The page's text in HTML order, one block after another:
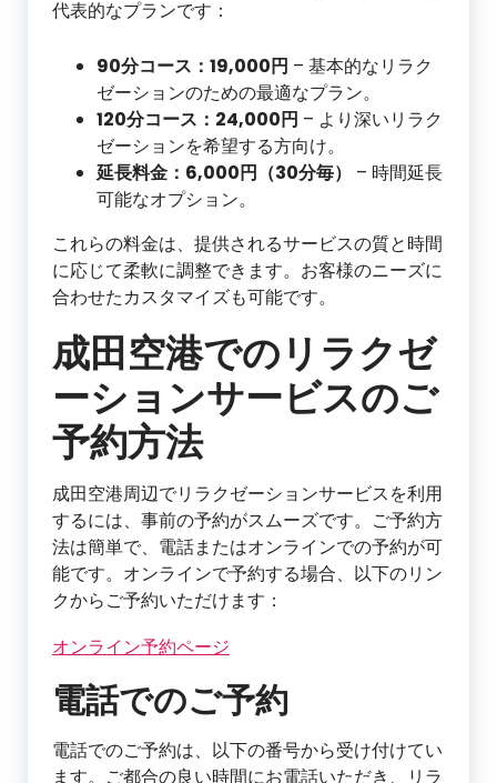
代表的なプランです：
90分コース：19,000円 – 基本的なリラク
ゼーションのための最適なプラン。
120分コース：24,000円 – より深いリラク
ゼーションを希望する方向け。
延長料金：6,000円（30分毎）
– 時間延長
可能なオプション。
これらの料金は、提供されるサービスの質と時間
に応じて柔軟に調整できます。お客様のニーズに
合わせたカスタマイズも可能です。
成田空港でのリラクゼ
ーションサービスのご
予約方法
成田空港周辺でリラクゼーションサービスを利用
するには、事前の予約がスムーズです。ご予約方
法は簡単で、電話またはオンラインでの予約が可
能です。オンラインで予約する場合、以下のリン
クからご予約いただけます：
オンライン予約ページ
電話でのご予約
電話でのご予約は、以下の番号から受け付けてい
ます。ご都合の良い時間にお電話いただき、リラ